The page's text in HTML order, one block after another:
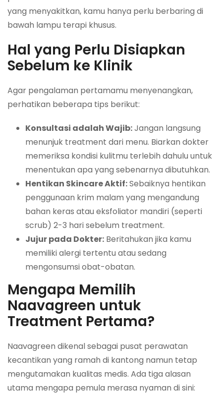
yang menyakitkan, kamu hanya perlu berbaring di
bawah lampu terapi khusus.
Hal yang Perlu Disiapkan
Sebelum ke Klinik
Agar pengalaman pertamamu menyenangkan,
perhatikan beberapa tips berikut:
Konsultasi adalah Wajib:Jangan langsung
menunjuk treatment dari menu. Biarkan dokter
memeriksa kondisi kulitmu terlebih dahulu untuk
menentukan apa yang sebenarnya dibutuhkan.
Hentikan Skincare Aktif:Sebaiknya hentikan
penggunaan krim malam yang mengandung
bahan keras atau eksfoliator mandiri (seperti
scrub) 2-3 hari sebelum treatment.
Jujur pada Dokter: Beritahukan jika kamu
memiliki alergi tertentu atau sedang
mengonsumsi obat-obatan.
Mengapa Memilih
Naavagreen untuk
Treatment Pertama?
Naavagreen dikenal sebagai pusat perawatan
kecantikan yang ramah di kantong namun tetap
mengutamakan kualitas medis. Ada tiga alasan
utama mengapa pemula merasa nyaman di sini: